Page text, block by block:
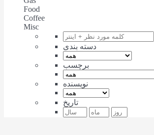
Food
Coffee
Misc
دسته بندی
برچسب
نویسنده
تاریخ